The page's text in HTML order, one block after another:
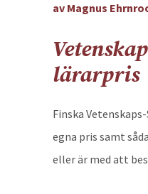
av Magnus
lärarpris
Finska
egna pris samt
eller är med att